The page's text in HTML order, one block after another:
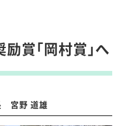
賞「岡村賞」へ
宮野 道雄